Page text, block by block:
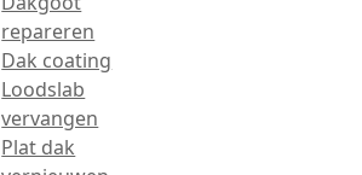
repareren
Dak coating
Loodslab
vervangen
Plat dak